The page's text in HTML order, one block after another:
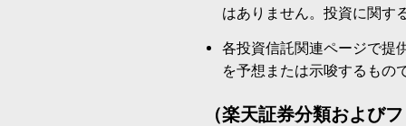
はありません。投資に関す
各投資信託関連ページで提
を予想または示唆するもの
（楽天証券分類および